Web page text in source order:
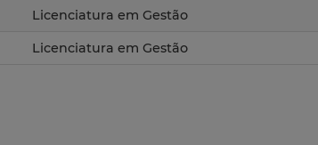
Licenciatura em Gestão
Licenciatura em Gestão